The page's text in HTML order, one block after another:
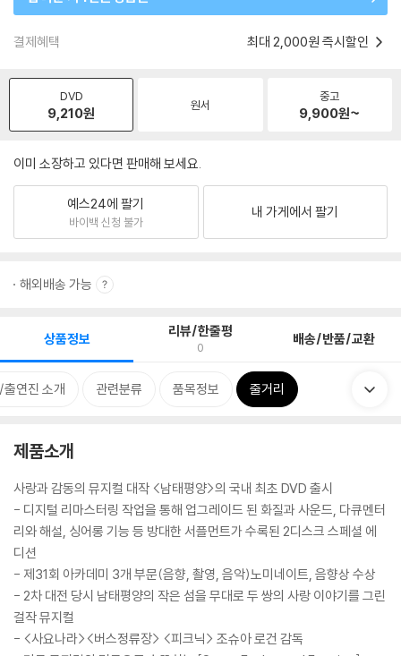
결제혜택 최대 2,000원 즉시할인
DVD
9,210원 원서
중고
9,900원~
이미 소장하고 있다면 판매해 보세요.
예스24에 팔기
바이백 신청 불가
내 가게에서 팔기
해외배송 가능
상품정보 리뷰/한줄평
0 배송/반품/교환
연진 소개 관련분류 품목정보 줄거리
제품소개
사랑과 감동의 뮤지컬 대작 <남태평양>의 국내 최초 DVD 출시
- 디지털 리마스터링 작업을 통해 업그레이드 된 화질과 사운드, 다큐멘터
리와 해설, 싱어롱 기능 등 방대한 서플먼트가 수록된 2디스크 스페셜 에
디션
- 제31회 아카데미 3개 부문(음향, 촬영, 음악)노미네이트, 음향상 수상
- 2차 대전 당시 남태평양의 작은 섬을 무대로 두 쌍의 사랑 이야기를 그린
걸작 뮤지컬
- <사요나라><버스정류장> <피크닉> 조슈아 로건 감독